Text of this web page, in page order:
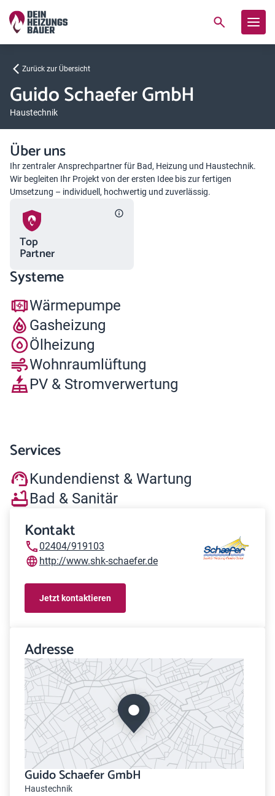
Zurück zur Übersicht
Guido Schaefer GmbH
Haustechnik
Über uns
Ihr zentraler Ansprechpartner für Bad, Heizung und Haustechnik.
Wir begleiten Ihr Projekt von der ersten Idee bis zur fertigen
Umsetzung – individuell, hochwertig und zuverlässig.
Top
Partner
Systeme
Wärmepumpe
Gasheizung
Ölheizung
Wohnraumlüftung
PV & Stromverwertung
Services
Kundendienst & Wartung
Bad & Sanitär
Kontakt
02404/919103
http://www.shk-schaefer.de
Jetzt kontaktieren
Adresse
Guido Schaefer GmbH
Haustechnik